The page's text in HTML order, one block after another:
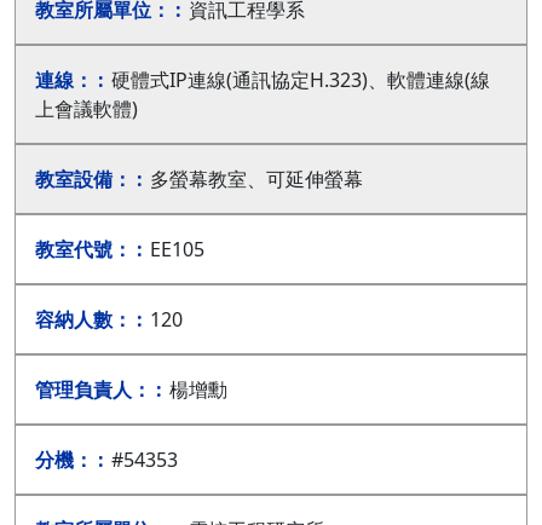
資訊工程學系
硬體式IP連線(通訊協定H.323)、軟體連線(線
上會議軟體)
多螢幕教室、可延伸螢幕
EE105
120
楊增勳
#54353